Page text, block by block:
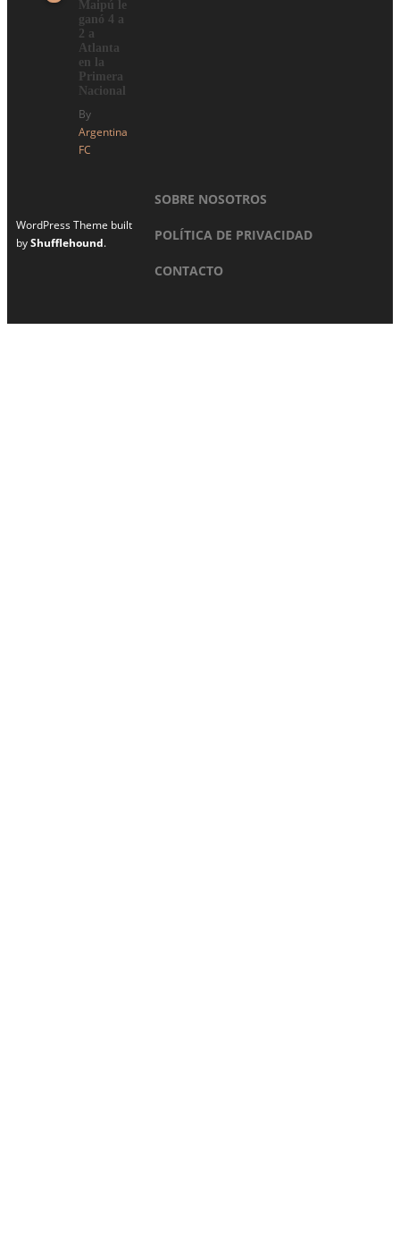
Maipú le
ganó 4 a
2 a
Atlanta
en la
Primera
Nacional
By
Argentina
FC
WordPress Theme built
byShufflehound.
SOBRE NOSOTROS
POLÍTICA DE PRIVACIDAD
CONTACTO